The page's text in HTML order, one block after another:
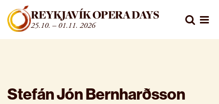
Fara beint í efni
REYKJAVÍK OPERA DAYS
25.10. – 01.11. 2026
Leita
Stefán Jón Bernharðsson